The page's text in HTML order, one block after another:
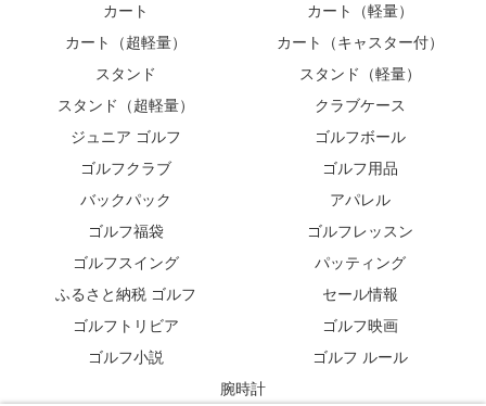
カート
カート（軽量）
カート（超軽量）
カート（キャスター付）
スタンド
スタンド（軽量）
スタンド（超軽量）
クラブケース
ジュニア ゴルフ
ゴルフボール
ゴルフクラブ
ゴルフ用品
バックパック
アパレル
ゴルフ福袋
ゴルフレッスン
ゴルフスイング
パッティング
ふるさと納税 ゴルフ
セール情報
ゴルフトリビア
ゴルフ映画
ゴルフ小説
ゴルフ ルール
腕時計